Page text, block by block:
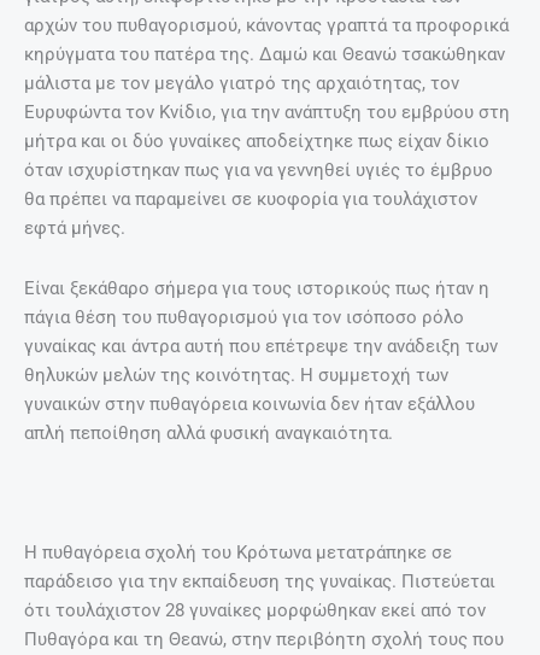
αρχών του πυθαγορισμού, κάνοντας γραπτά τα προφορικά
κηρύγματα του πατέρα της. Δαμώ και Θεανώ τσακώθηκαν
μάλιστα με τον μεγάλο γιατρό της αρχαιότητας, τον
Ευρυφώντα τον Κνίδιο, για την ανάπτυξη του εμβρύου στη
μήτρα και οι δύο γυναίκες αποδείχτηκε πως είχαν δίκιο
όταν ισχυρίστηκαν πως για να γεννηθεί υγιές το έμβρυο
θα πρέπει να παραμείνει σε κυοφορία για τουλάχιστον
εφτά μήνες.
Είναι ξεκάθαρο σήμερα για τους ιστορικούς πως ήταν η
πάγια θέση του πυθαγορισμού για τον ισόποσο ρόλο
γυναίκας και άντρα αυτή που επέτρεψε την ανάδειξη των
θηλυκών μελών της κοινότητας. Η συμμετοχή των
γυναικών στην πυθαγόρεια κοινωνία δεν ήταν εξάλλου
απλή πεποίθηση αλλά φυσική αναγκαιότητα.
Η πυθαγόρεια σχολή του Κρότωνα μετατράπηκε σε
παράδεισο για την εκπαίδευση της γυναίκας. Πιστεύεται
ότι τουλάχιστον 28 γυναίκες μορφώθηκαν εκεί από τον
Πυθαγόρα και τη Θεανώ, στην περιβόητη σχολή τους που